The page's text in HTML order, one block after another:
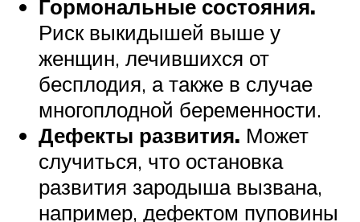
Гормональные состояния.
Риск выкидышей выше у
женщин, лечившихся от
бесплодия, а также в случае
многоплодной беременности.
Дефекты развития. Может
случиться, что остановка
развития зародыша вызвана,
например, дефектом пуповины